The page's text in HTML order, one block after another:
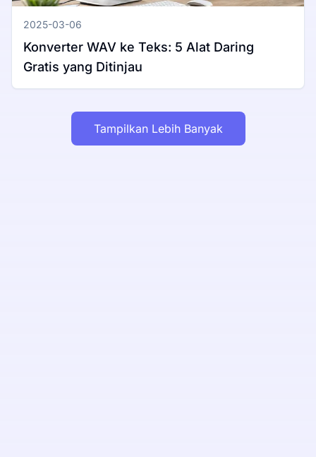
2025-03-06
Konverter WAV ke Teks: 5 Alat Daring
Gratis yang Ditinjau
Tampilkan Lebih Banyak